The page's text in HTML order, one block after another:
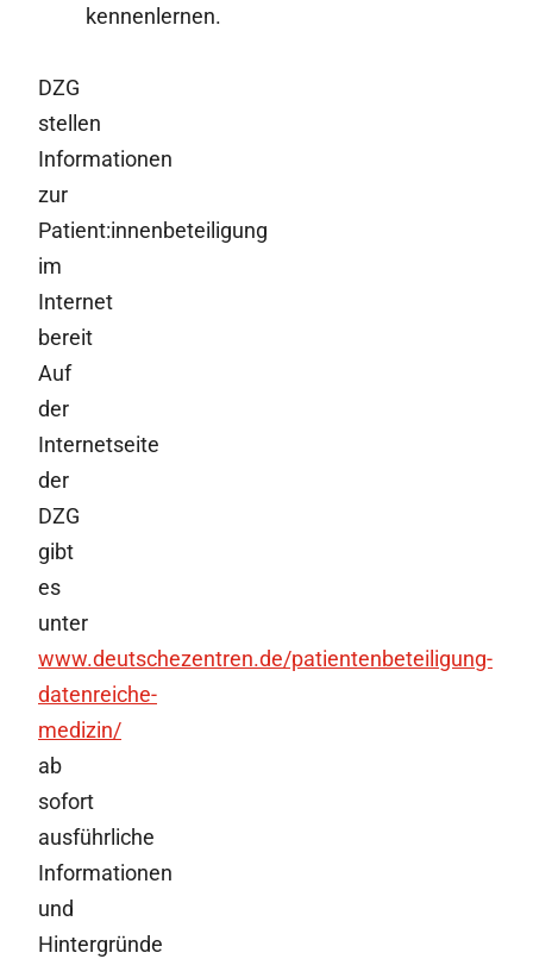
kennenlernen.
DZG
stellen
Informationen
zur
Patient:innenbeteiligung
im
Internet
bereit
Auf
der
Internetseite
der
DZG
gibt
es
unter
www.deutschezentren.de/patientenbeteiligung-
datenreiche-
medizin/
ab
sofort
ausführliche
Informationen
und
Hintergründe